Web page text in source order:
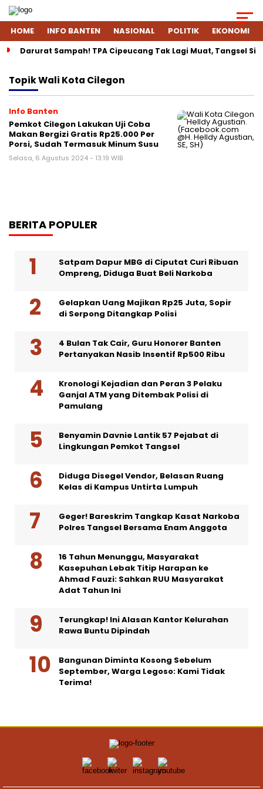
HOME INFO BANTEN NASIONAL POLITIK EKONOMI
Darurat Sampah! TPA Cipeucang Tak Lagi Muat, Tangsel
TopikWali Kota Cilegon
Info Banten
Pemkot Cilegon Lakukan Uji Coba
Makan Bergizi Gratis Rp25.000 Per
Porsi, Sudah Termasuk Minum Susu
Selasa, 6 Agustus 2024 - 13:19 WIB
BERITA POPULER
Satpam Dapur MBG di Ciputat Curi Ribuan
Ompreng, Diduga Buat Beli Narkoba
Gelapkan Uang Majikan Rp25 Juta, Sopir
di Serpong Ditangkap Polisi
4 Bulan Tak Cair, Guru Honorer Banten
Pertanyakan Nasib Insentif Rp500 Ribu
Kronologi Kejadian dan Peran 3 Pelaku
Ganjal ATM yang Ditembak Polisi di
Pamulang
Benyamin Davnie Lantik 57 Pejabat di
Lingkungan Pemkot Tangsel
Diduga Disegel Vendor, Belasan Ruang
Kelas di Kampus Untirta Lumpuh
Geger! Bareskrim Tangkap Kasat Narkoba
Polres Tangsel Bersama Enam Anggota
16 Tahun Menunggu, Masyarakat
Kasepuhan Lebak Titip Harapan ke
Ahmad Fauzi: Sahkan RUU Masyarakat
Adat Tahun Ini
Terungkap! Ini Alasan Kantor Kelurahan
Rawa Buntu Dipindah
Bangunan Diminta Kosong Sebelum
September, Warga Legoso: Kami Tidak
Terima!